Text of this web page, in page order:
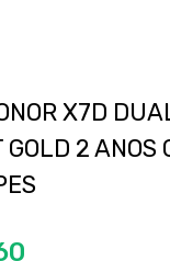
X7D
GOLD 2 ANOS